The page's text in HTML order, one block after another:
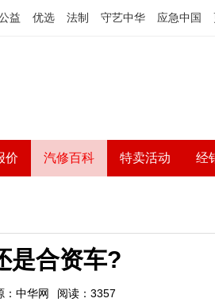
益 优选 法制 守艺中华 应急中国
价 汽修百科 特卖活动 经
是合资车?
：中华网 阅读：3357